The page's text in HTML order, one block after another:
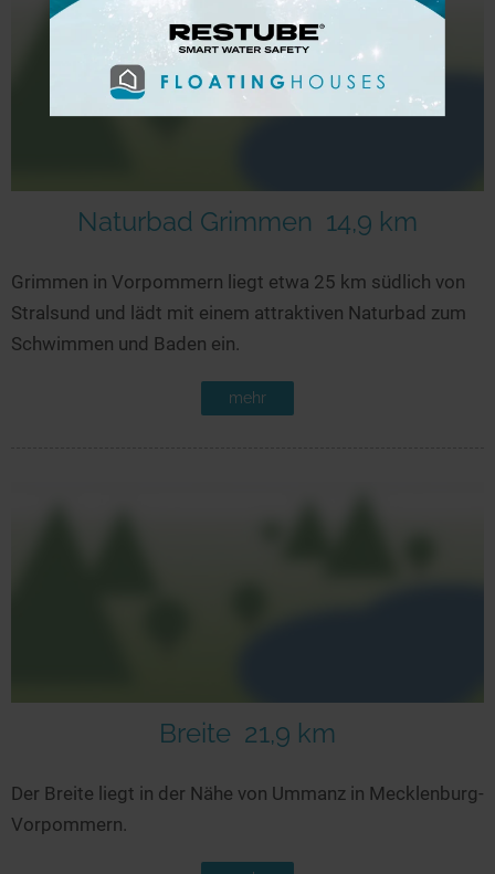
Naturbad Grimmen 14,9 km
Grimmen in Vorpommern liegt etwa 25 km südlich von
Stralsund und lädt mit einem attraktiven Naturbad zum
Schwimmen und Baden ein.
mehr
Breite 21,9 km
Der Breite liegt in der Nähe von Ummanz in Mecklenburg-
Vorpommern.